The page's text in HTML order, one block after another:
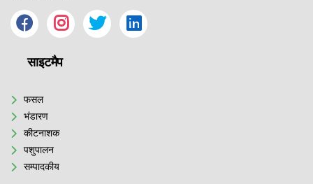
साइटमैप
फसल
भंडारण
कीटनाशक
पशुपालन
सम्पादकीय